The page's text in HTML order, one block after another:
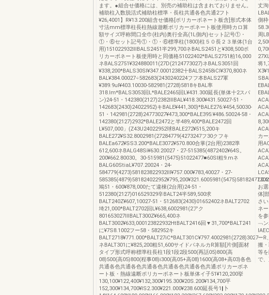
ます。●組合せ価格には、別売の補助柱は含まれておりません。
補助柱入数脱活式補助柱標準・長柱共通各色共通2フト
¥26,4001】R¥13.200組含せ価格[ポリカーボネート板含]形式本体
寸法mm標準柱長柱熱線遊断ポリカーボネート板使用時カロ算
額サイズ呼称間口全巾(柱内)奥行全高(1L側内)セット記号①・
①・⑥セット記号①・①・⑥標準柱(1800)柱５０長２３単体(1台
用)151022932ⅢBALS2451半299,700ネBALS2451と¥308,500ポ
リカーボネート板使用時と同価格51022402*BALS2751粕16,000
ネBALS2751¥324880011(27D(2124773027)ネBALS3051回
¥338,200*BALS30Sl¥347.00012382十BALS2458iCI¥370,800ネ
BAL¥384.00027÷582683(2430240224フフ本BALS27軍
¥389.9ul¥403.10030-582981(2728)5818キBAL率
318.lm*BALS3053回L*BALE2465回L¥431.300延長(単体十2スパ
ン)24-51・142380(2127)2382ⅢBAL¥418.300¥431.50027-51・
142683(2430)24022952)キBALE¥441,300)*BALE276:¥454,50030-
51・142981(2728)24773027¥473,300*BALE395:¥486.50024-58・
142380(2127)2932*BALE2472と半489,400*BALE2472回
L¥507,000」(Z43U24022952球BALE272¥515,200キ
BALE272¥S32.8002981(27284779(4273247フ30クフキ
BALEa672¥SS3.200*BALE3072¥570.800合掌(2台用)2382準
612,600ネBALG48Si¥630.20027・27-515385(4872402¥64S。
200¥662.80030。30-515981(5475)51022477■60Sl粗9.mネ
BALG60StiaL¥707.20024・24-
584779(4273)581823822932Ⅲ¥757.000¥783,40027・27-
鳩51・600¥878,000たて違棟(2台用)24-51・
512380(2127)016529329辛BALT24半589,500求
BALT240Z¥607,10027-51・512683(2430)01652402ネBALT2702
埼21,000*BALT2702回L¥638,6002981(2アク
801653027ⅢBALT300Z¥665,400ネ
BALT3002¥633,000123822932HtBALT2416回▼31,700*BALT241
に¥7S8.1002フー58・582952キ
BALT2718¥771.000*BALT27iC*BALT301C¥797.4002981(2728)3027
ネBALT301に¥825,200粗51,600サイドパネルカR算額[片側]面材
タイプ形式呼称標準柱長柱1段1段2段500(再話05)800(高
08)500(高05)800(程事08)i300(高05+高08)1600(高08+高03)各色
共通各色共通各色共通各色共通各色共通各色共通ポリカーボネ
ート板・熱線遠断ポリカーボネート板単体イ子51¥120,200挙
130,100¥122,400¥132,300¥195.300¥20S.200¥134,700平
152,300¥134,700¥lS2.300¥221.000¥238.600延長号1‖卜
丈
側
周
将
カ
用
お
体]
さ
ネ
を
﹁
ーR
搬
等
で